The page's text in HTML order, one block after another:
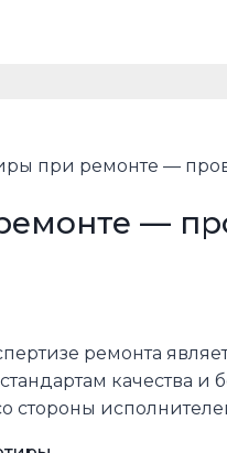
при ремонте —
—
ремонта
качества